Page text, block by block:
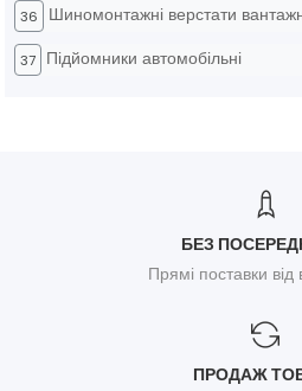
36 Шиномонтажні верстати
37 Підйомники автомобільні
БЕЗ
Прямі поставки від
ПРОДАЖ